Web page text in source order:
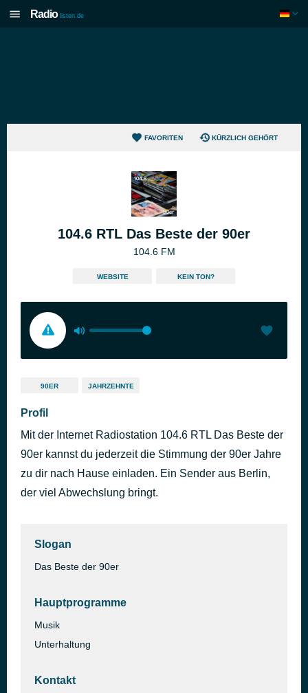
Radio listen.de
FAVORITEN KÜRZLICH GEHÖRT
104.6 RTL Das Beste der 90er
104.6 FM
WEBSITE KEIN TON?
90ER JAHRZEHNTE
Profil
Mit der Internet Radiostation 104.6 RTL Das Beste der
90er kannst du jederzeit die Stimmung der 90er Jahre
zu dir nach Hause einladen. Ein Sender aus Berlin,
der viel Abwechslung bringt.
Slogan
Das Beste der 90er
Hauptprogramme
Musik
Unterhaltung
Kontakt